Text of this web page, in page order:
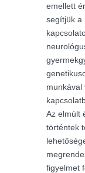
emellett
segítjük a
munkával
Az elmúlt
történtek
figyelmet